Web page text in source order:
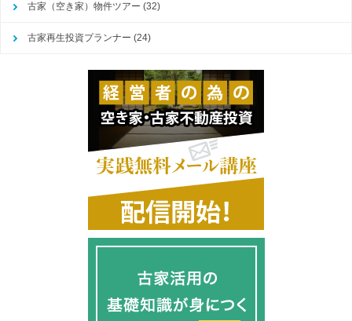
古家（空き家）物件ツアー (32)
古家再生投資プランナー (24)